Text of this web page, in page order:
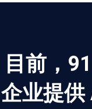
目前，
企业提供